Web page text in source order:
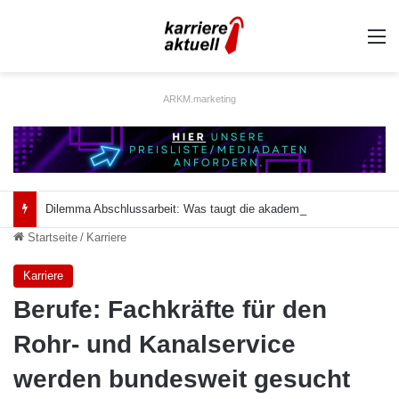
ARKM.marketing
Startseite / Karriere
Karriere
Berufe: Fachkräfte für den
Rohr- und Kanalservice
werden bundesweit gesucht